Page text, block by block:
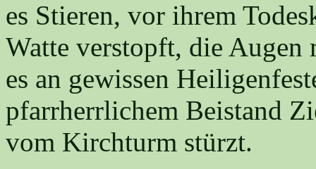
es Stieren, vor ihrem
Watte verstopft, die
es an gewissen
pfarrherrlichem Beistand
vom Kirchturm stürzt.